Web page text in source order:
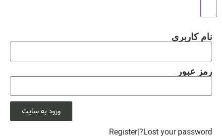
نام کاربری
رمز عبور
ورود به سایت
Lost your password?
|
Register